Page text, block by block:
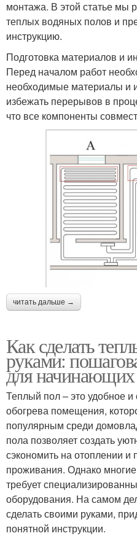
монтажа. В этой статье мы
теплых водяных полов и
инструкцию.
Подготовка материалов и
Перед началом работ
необходимые материалы и
избежать перерывов в
что все компоненты
читать дальше →
Как сделать
руками:
для начинающих
Теплый пол – это удобное
обогрева помещения,
популярным среди
пола позволяет создать
сэкономить на отоплении
проживания. Однако многие
требует
оборудования. На самом
сделать своими руками,
понятной инструкции.